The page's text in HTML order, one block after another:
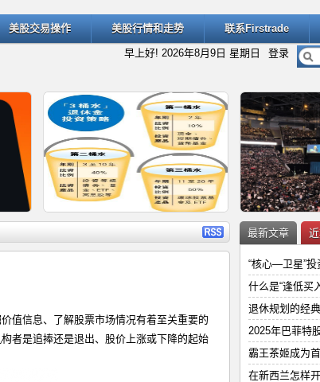
美股交易操作 美股行情和走势 联系Firstrade
登录
早上好! 2026年8月9日 星期日
细内容
D
详细内容
退休规划的经典方法：深入了解“ 2025年巴菲
值信息、了解股票市场情况有着至关重要的
者是追捧还是退出、股价上涨或下降的起始
最新文章
“核心—卫星”
什么是“逢低买
退休规划的经
2025年巴菲特
和
霸王茶姬成为
式
在新西兰怎样